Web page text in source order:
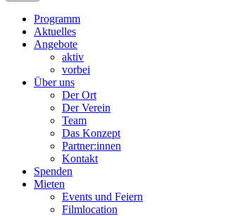
Programm
Aktuelles
Angebote
aktiv
vorbei
Über uns
Der Ort
Der Verein
Team
Das Konzept
Partner:innen
Kontakt
Spenden
Mieten
Events und Feiern
Filmlocation